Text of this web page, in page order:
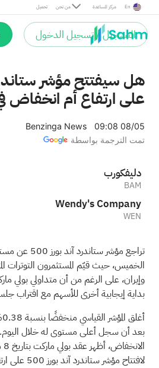
تحميل من نحن مركز المساعدة En
التسجيل / تسجيل الدخول
على ارتفاع أم انخفاض في 8
Benzinga News
09:08 08/05
تمت الترجمة بواسطة
بروكفيلد
BAM
Wendy's Company
WEN
تراجع مؤشر
الخميس، حيث قيّم المستثمرون التوترات
وإيران، على الرغم من أن متداولي بولي
بداية إيجابية أخرى للأسهم مع اقتراب
بعد أن سجل أعلى مستوى له خلال
لافتتاح مؤشر ستاندرد آند بورز 500 على ارتفاع يوم الجمعة.